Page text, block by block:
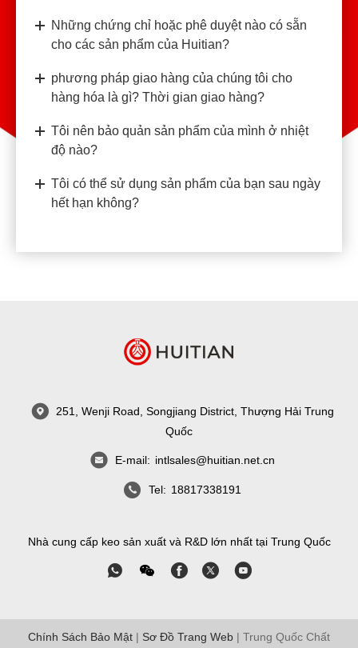
Những chứng chỉ hoặc phê duyệt nào có sẵn
cho các sản phẩm của Huitian?
phương pháp giao hàng của chúng tôi cho
hàng hóa là gì? Thời gian giao hàng?
Tôi nên bảo quản sản phẩm của mình ở nhiệt
độ nào?
Tôi có thể sử dụng sản phẩm của bạn sau ngày
hết hạn không?
theo yêu cầu của tôi không? Nếu vậy, quá trình
251, Wenji Road, Songjiang District, Thượng Hải Trung
Quốc
E-mail: intlsales@huitian.net.cn
Tel: 18817338191
Nhà cung cấp keo sản xuất và R&D lớn nhất tại Trung Quốc
Chính Sách Bảo Mật | Sơ Đồ Trang Web | Trung Quốc Chất